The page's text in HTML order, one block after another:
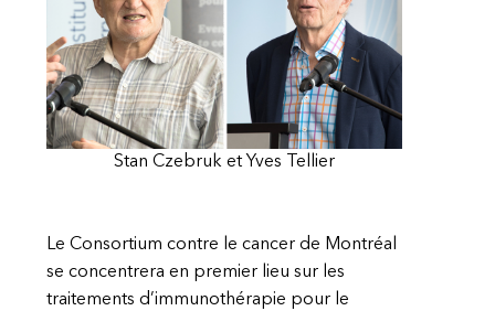
Stan Czebruk et Yves Tellier
Le Consortium contre le cancer de Montréal
se concentrera en premier lieu sur les
traitements d’immunothérapie pour le